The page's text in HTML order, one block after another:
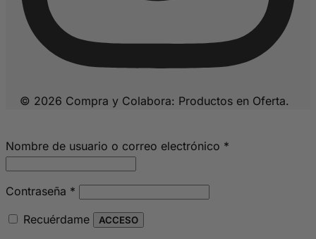
© 2026 Compra y Colabora: Productos en Oferta.
Nombre de usuario o correo electrónico *
Contraseña * Obligatorio
Recuérdame ACCESO